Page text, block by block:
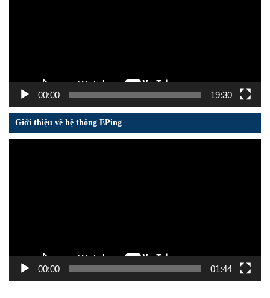
00:00 19:30
Giới thiệu về hệ thống EPing
00:00 01:44